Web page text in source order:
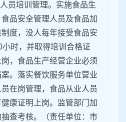
员培训管理。实施食品生
品安全管理人员及食品加
度，没人每年接受食品安
时，并取得培训合格证
，食品生产经营企业必须
。落实餐饮服务单位营业
在岗管理，食品从业人员
康证明上岗。监管部门加
查考核。（责任单位：市